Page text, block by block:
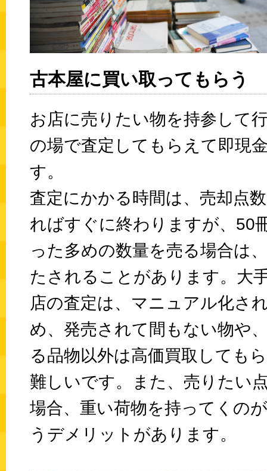
古本屋に買い取ってもらう
お店に売りたい物を持参して
の場で査定してもらえて即現
す。
査定にかかる時間は、売却点
ればすぐに終わりますが、50
った多めの数量を売る場合は
たされることがあります。大
店の査定は、マニュアル化さ
め、発売されて間もない物や
る品物以外は高価買取しても
難しいです。また、売りたい
場合、重い荷物を持ってくの
うデメリットがあります。